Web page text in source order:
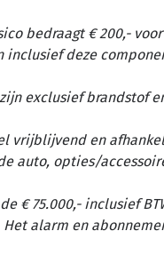
bedraagt € 200,-
inclusief deze
exclusief brandstof
vrijblijvend en
auto, opties/
€ 75.000,- inclusief
Het alarm en